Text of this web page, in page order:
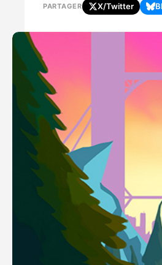
PARTAGER X/Twitter